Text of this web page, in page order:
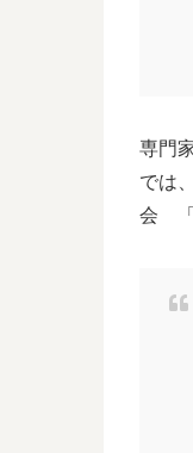
専門
では
会 「